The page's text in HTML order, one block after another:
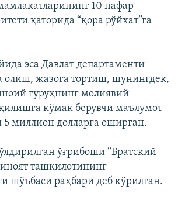
10 нафар
қаторида “қора рўйхат”га
эса Давлат департаменти
олиш, жазога тортиш, шунингдек,
гуруҳнинг молиявий
кўмак берувчи маълумот
миллион долларга оширган.
ўғрибоши “Братский
ташкилотининг
шўъбаси раҳбари деб кўрилган.